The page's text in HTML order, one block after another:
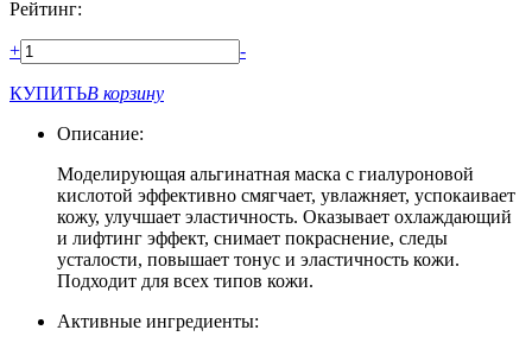
Рейтинг:
+ -
КУПИТЬВ корзину
Описание:
Моделирующая альгинатная маска с гиалуроновой
кислотой эффективно смягчает, увлажняет, успокаивает
кожу, улучшает эластичность. Оказывает охлаждающий
и лифтинг эффект, снимает покраснение, следы
усталости, повышает тонус и эластичность кожи.
Подходит для всех типов кожи.
Активные ингредиенты: